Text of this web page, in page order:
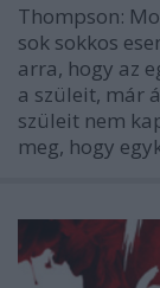
Thompson:
sok sokkos
arra, hogy az
a szüleit, már
szüleit nem
meg, hogy